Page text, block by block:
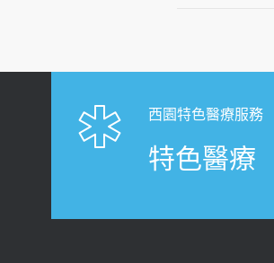
西園特色醫療服務
特色醫療